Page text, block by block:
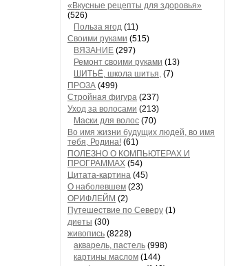
«Вкусные рецепты для здоровья»
(526)
Польза ягод (11)
Своими руками (515)
ВЯЗАНИЕ (297)
Ремонт своими руками (13)
ШИТЬЁ, школа шитья, (7)
ПРОЗА (499)
Стройная фигура (237)
Уход за волосами (213)
Маски для волос (70)
Во имя жизни будущих людей, во имя
тебя, Родина! (61)
ПОЛЕЗНО О КОМПЬЮТЕРАХ И
ПРОГРАММАХ (54)
Цитата-картина (45)
О наболевшем (23)
ОРИФЛЕЙМ (2)
Путешествие по Северу (1)
диеты (30)
живопись (8228)
акварель, пастель (998)
картины маслом (144)